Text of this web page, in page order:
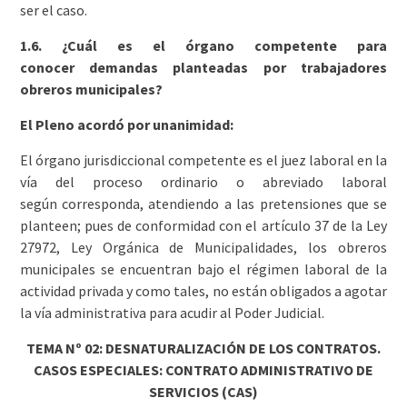
ser el caso.
1.6. ¿Cuál es el órgano competente para
conocer demandas planteadas por trabajadores
obreros municipales?
El Pleno acordó por unanimidad:
El órgano jurisdiccional competente es el juez laboral en la
vía del proceso ordinario o abreviado laboral
según corresponda, atendiendo a las pretensiones que se
planteen; pues de conformidad con el artículo 37 de la Ley
27972, Ley Orgánica de Municipalidades, los obreros
municipales se encuentran bajo el régimen laboral de la
actividad privada y como tales, no están obligados a agotar
la vía administrativa para acudir al Poder Judicial.
TEMA Nº 02: DESNATURALIZACIÓN DE LOS CONTRATOS.
CASOS ESPECIALES: CONTRATO ADMINISTRATIVO DE
SERVICIOS (CAS)